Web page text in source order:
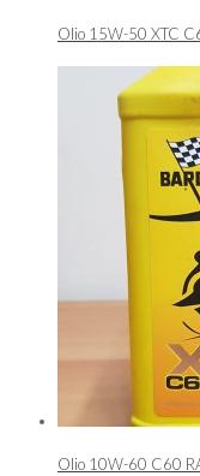
Olio 15W-50 XTC
Olio 10W-60 C60